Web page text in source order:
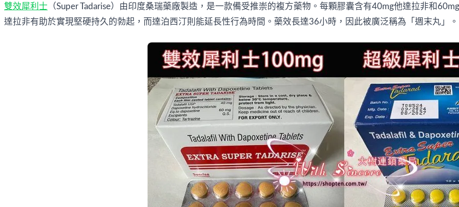
雙效犀利士 （Super Tadarise）由印度桑瑞藥廠製造，是一款備受推崇的複方藥物。每顆膠囊含有40mg他達拉非和
達拉非有助於實現堅硬持久的勃起，而達泊西汀則能延長性行為時間。藥效長達36小時，因此被廣泛稱為「週末丸」。